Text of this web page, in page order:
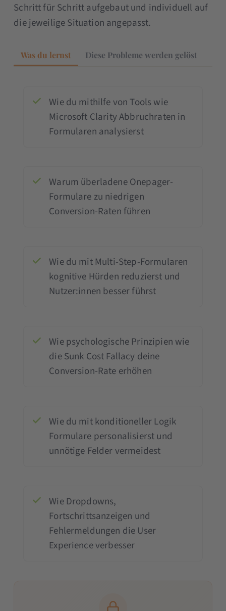
Schritt für Schritt aufgebaut und individuell auf
die jeweilige Situation angepasst.
Was du lernst Diese Probleme werden gelöst
Wie du mithilfe von Tools wie
Microsoft Clarity Abbruchraten in
Formularen analysierst
Warum überladene Onepager-
Formulare zu niedrigen
Conversion-Raten führen
Wie du mit Multi-Step-Formularen
kognitive Hürden reduzierst und
Nutzer:innen besser führst
Wie psychologische Prinzipien wie
die Sunk Cost Fallacy deine
Conversion-Rate erhöhen
Wie du mit konditioneller Logik
Formulare personalisierst und
unnötige Felder vermeidest
Wie Dropdowns,
Fortschrittsanzeigen und
Fehlermeldungen die User
Experience verbesser